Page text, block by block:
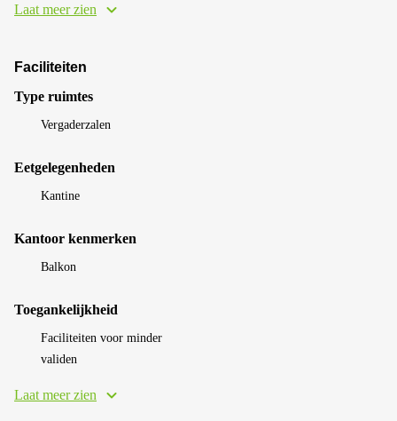
Laat meer zien
Faciliteiten
Type ruimtes
Vergaderzalen
Eetgelegenheden
Kantine
Kantoor kenmerken
Balkon
Toegankelijkheid
Faciliteiten voor minder
validen
Laat meer zien